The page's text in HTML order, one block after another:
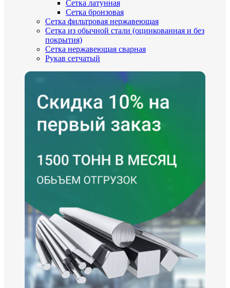
Сетка латунная
Сетка бронзовая
Сетка фильтровая нержавеющая
Сетка из обычной стали (оцинкованная и без
покрытия)
Сетка нержавеющая сварная
Рукав сетчатый